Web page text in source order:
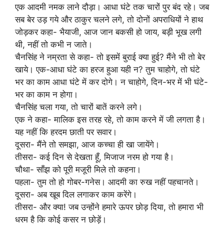
एक आदमी नमक लाने दौड़ा। आधा घंटे तक चारों पुर बंद रहे। जब
सब बेर उड़ गये और ठाकुर चलने लगे, तो दोनों अपराधियों ने हाथ
जोड़कर कहा- भैयाजी, आज जान बकसी हो जाय, बड़ी भूख लगी
थी, नहीं तो कभी न जाते।
चैनसिंह ने नम्रता से कहा- तो इसमें बुराई क्या हुई? मैंने भी तो बेर
खाये। एक-आधा घंटे का हरज हुआ यही न? तुम चाहोगे, तो घंटे
भर का काम आधा घंटे में कर दोगे। न चाहोगे, दिन-भर में भी घंटे-
भर का काम न होगा।
चैनसिंह चला गया, तो चारों बातें करने लगे।
एक ने कहा- मालिक इस तरह रहे, तो काम करने में जी लगता है।
यह नहीं कि हरदम छाती पर सवार।
दूसरा- मैंने तो समझा, आज कच्चा ही खा जायेंगे।
तीसरा- कई दिन से देखता हूँ, मिजाज नरम हो गया है।
चौथा- साँझ को पूरी मजूरी मिले तो कहना।
पहला- तुम तो हो गोबर-गनेस। आदमी का रुख नहीं पहचानते।
दूसरा- अब खूब दिल लगाकर काम करेंगे।
तीसरा- और क्या! जब उन्होंने हमारे ऊपर छोड़ दिया, तो हमारा भी
धरम है कि कोई कसर न छोड़ें।